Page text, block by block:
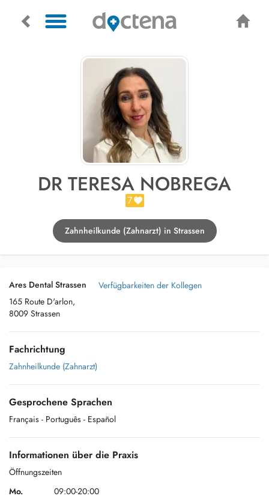
DR TERESA NOBREGA
7
Zahnheilkunde (Zahnarzt) in Strassen
Ares Dental Strassen
165 Route D'arlon,
8009 Strassen
Verfügbarkeiten der Kollegen
Fachrichtung
Zahnheilkunde (Zahnarzt)
Gesprochene Sprachen
Français - Português - Español
Informationen über die Praxis
Öffnungszeiten
Mo.
09:00-20:00